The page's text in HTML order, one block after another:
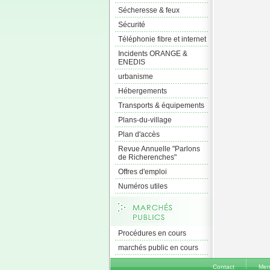
Sécheresse & feux
Sécurité
Téléphonie fibre et internet
Incidents ORANGE &
ENEDIS
urbanisme
Hébergements
Transports & équipements
Plans-du-village
Plan d'accès
Revue Annuelle "Parlons
de Richerenches"
Offres d'emploi
Numéros utiles
Procédures en cours
marchés public en cours
Contact